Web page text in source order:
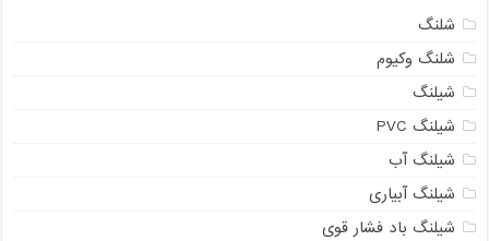
شلنگ
شلنگ وکیوم
شیلنگ
شیلنگ PVC
شیلنگ آب
شیلنگ آبیاری
شیلنگ باد فشار قوی